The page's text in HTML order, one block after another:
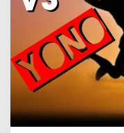
P
i
l
h
a
n
a
y